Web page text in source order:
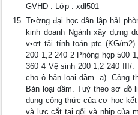
GVHD : Lớp : xdl501
Tr•ờng đại học dân lập hảI
kinh doanh Ngành xây dựng
v•ợt tải tính toán ptc (KG/
200 1,2 240 2 Phòng họp 500
360 4 Vệ sinh 200 1,2 240 III/
cho ô bản loại dầm. a). Công
Bản loại dầm. Tuỳ theo sơ đồ
dụng công thức của cơ học
và lực cắt tại gối và nhịp của